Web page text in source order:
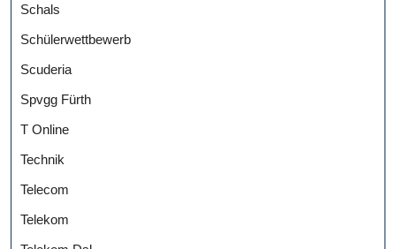
Schals
Schülerwettbewerb
Scuderia
Spvgg Fürth
T Online
Technik
Telecom
Telekom